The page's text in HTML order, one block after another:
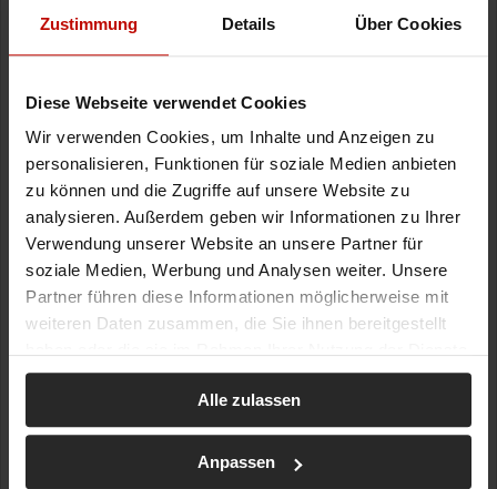
Zustimmung Details Über Cookies
Diese Webseite verwendet Cookies
Wir verwenden Cookies, um Inhalte und Anzeigen zu
personalisieren, Funktionen für soziale Medien anbieten
zu können und die Zugriffe auf unsere Website zu
analysieren. Außerdem geben wir Informationen zu Ihrer
Verwendung unserer Website an unsere Partner für
soziale Medien, Werbung und Analysen weiter. Unsere
Partner führen diese Informationen möglicherweise mit
weiteren Daten zusammen, die Sie ihnen bereitgestellt
gesammelt haben.
Alle zulassen
Anpassen